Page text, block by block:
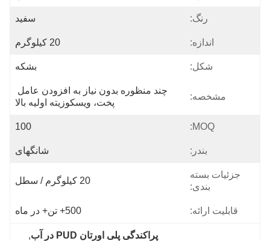
رنگ: سفید
اندازه: 20 کیلوگرم
شکل: بشکه
مشخصه:
پخت، ویسکوزیته اولیه بالا
MOQ:
100
بندر: شانگهای
جزئیات بسته
بندی:
20 کیلوگرم / سطل
قابلیت ارائه: 500+ تن+ در ماه
پراکندگی پلی اورتان PUD در آب
,